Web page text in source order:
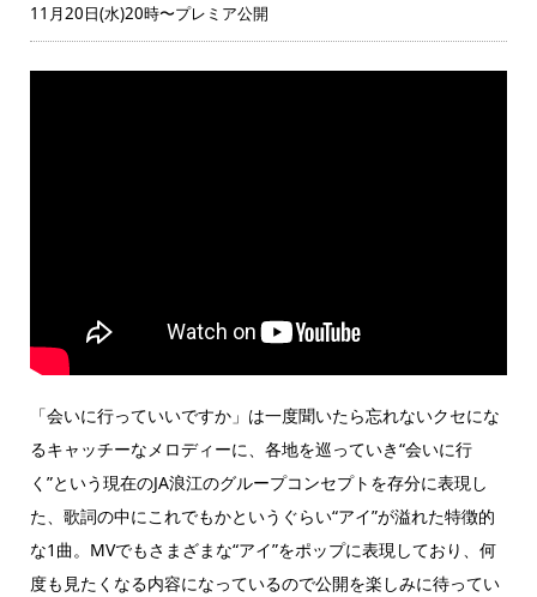
11月20日(水)20時〜プレミア公開
「会いに行っていいですか」は一度聞いたら忘れないクセにな
るキャッチーなメロディーに、各地を巡っていき“会いに行
く”という現在のJA浪江のグループコンセプトを存分に表現し
た、歌詞の中にこれでもかというぐらい“アイ”が溢れた特徴的
な1曲。MVでもさまざまな“アイ”をポップに表現しており、何
度も見たくなる内容になっているので公開を楽しみに待ってい